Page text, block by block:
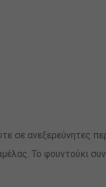
σε
Το φουντούκι